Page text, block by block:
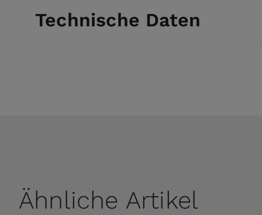
Technische Daten
Ähnliche Artikel